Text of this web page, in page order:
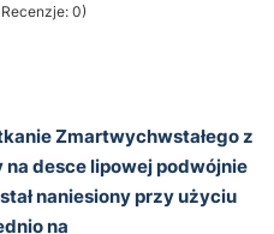
0)
Opinie
Zmartwychwstałego z
desce lipowej podwójnie
naniesiony przy użyciu
na